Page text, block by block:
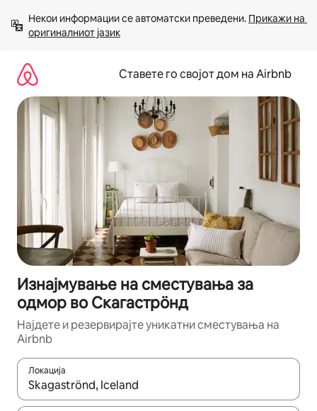
содржина
Некои информации се автоматски преведени. Прикажи на
оригиналниот јазик
Ставете го својот дом на Airbnb
Изнајмување на сместувања за
одмор во Скагастрöнд
Најдете и резервирајте уникатни сместувања на
Airbnb
Локација
Кога резултатите се достапни, движете се со копчињата